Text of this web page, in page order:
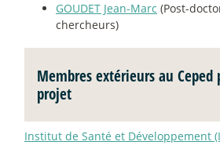
GOUDET Jean-Marc (Post-
chercheurs)
Membres extérieurs au
projet
Institut de Santé et Développement